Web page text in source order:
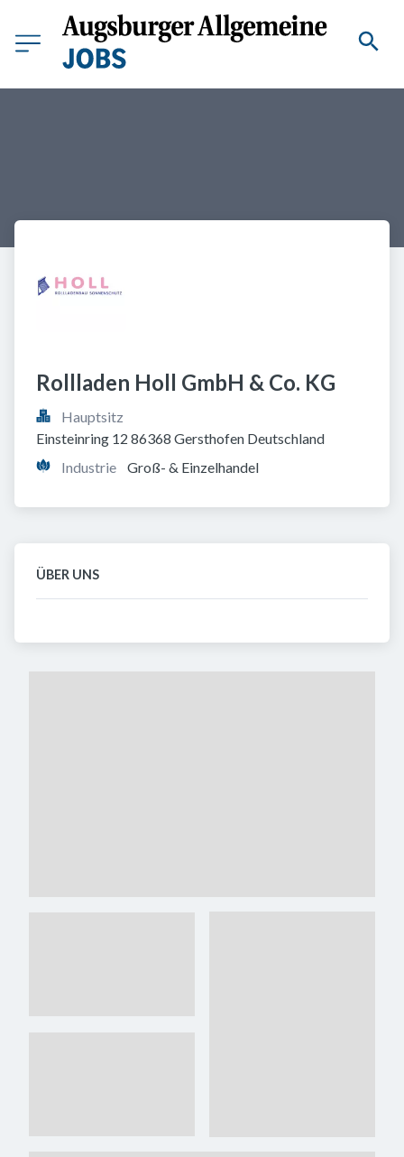
Rollladen Holl GmbH & Co. KG
Hauptsitz
Einsteinring 12 86368 Gersthofen Deutschland
Industrie
Groß- & Einzelhandel
ÜBER UNS